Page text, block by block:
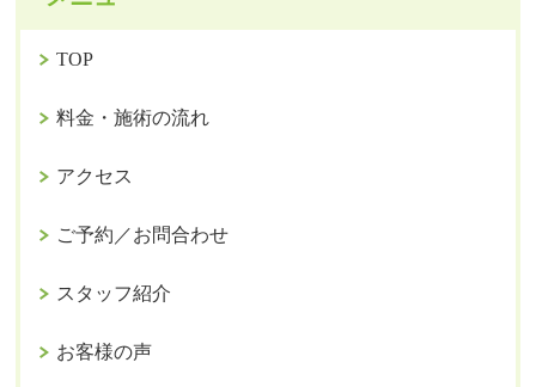
TOP
料金・施術の流れ
アクセス
ご予約／お問合わせ
スタッフ紹介
お客様の声